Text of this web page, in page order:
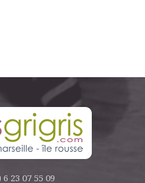
6 23 07 55 09